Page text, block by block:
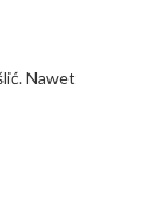
Nawet